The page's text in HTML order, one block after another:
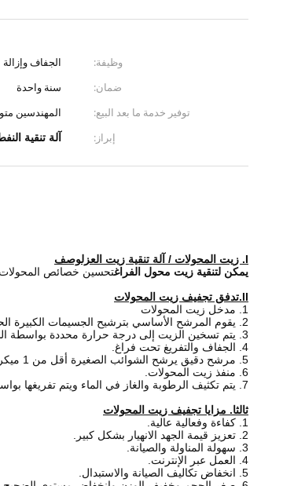
وظيفة: الجفاف
ضمان:
سنة واحدة
توفير خدمة ما بعد البيع:
المهندسين
إبراز:
آلة تنقية
I. زيت المحولات / آلة تنقية زيت العزل
وصف
يمكن لتنقية زيت محول الفراغتحسين خصائص المحولات
II. تدفق تجفيف زيت المحولات
1. مدخل زيت المحولات
2. يقوم المرشح الأساسي بترشيح الجسيمات الكبيرة الحجم.
3. يتم تسخين الزيت إلى درجة حرارة محددة بواسطة السخان الكهربائي.
4. الجفاف والتفريغ تحت فراغ.
5. مرشح دقيق يرشح الشوائب الصغيرة أقل من 1 ميكرون.
6. منفذ زيت المحولات.
7. يتم تكثيف الرطوبة والغاز في الماء ويتم تفريغها بواسطة نظام مضخة التفريغ.
ثالثا. مزايا تجفيف زيت المحولات
1. كفاءة وفعالية عالية.
2. تعزيز قيمة الجهد الانهيار بشكل كبير.
3. سهولة المناولة والصيانة.
4. العمل عبر الإنترنت.
5. انخفاض تكاليف الصيانة والاستبدال.